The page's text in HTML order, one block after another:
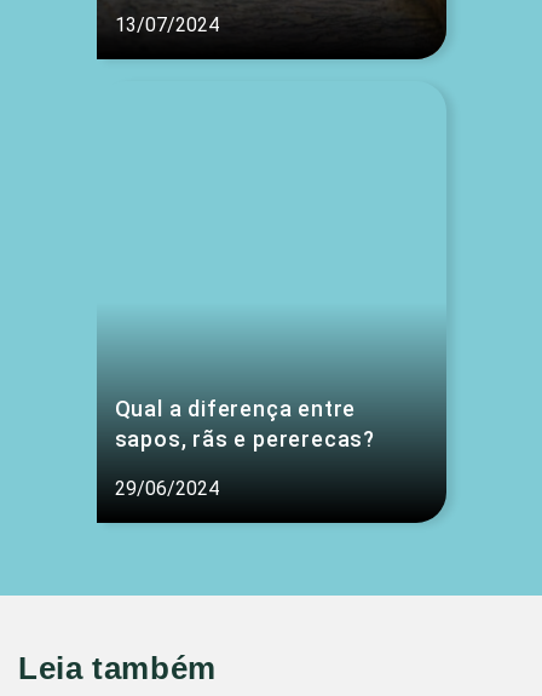
13/07/2024
Qual a diferença entre
sapos, rãs e pererecas?
29/06/2024
Leia também